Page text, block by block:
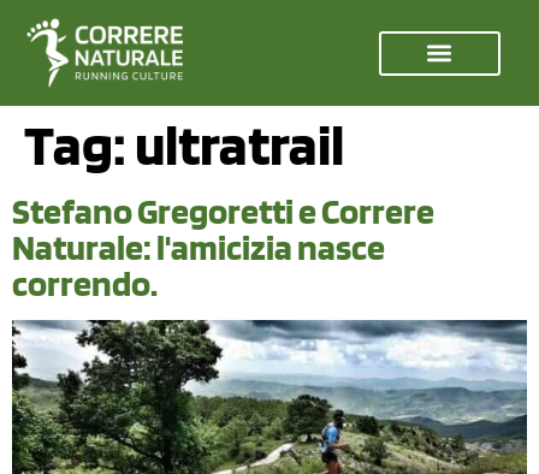
Tag:ultratrail
Stefano Gregoretti e Correre
Naturale: l'amicizia nasce
correndo.